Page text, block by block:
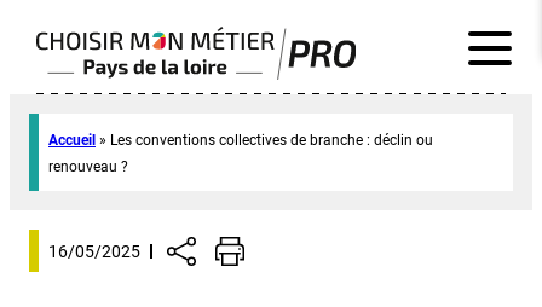
Accueil » Les conventions collectives de branche : déclin ou
renouveau ?
16/05/2025